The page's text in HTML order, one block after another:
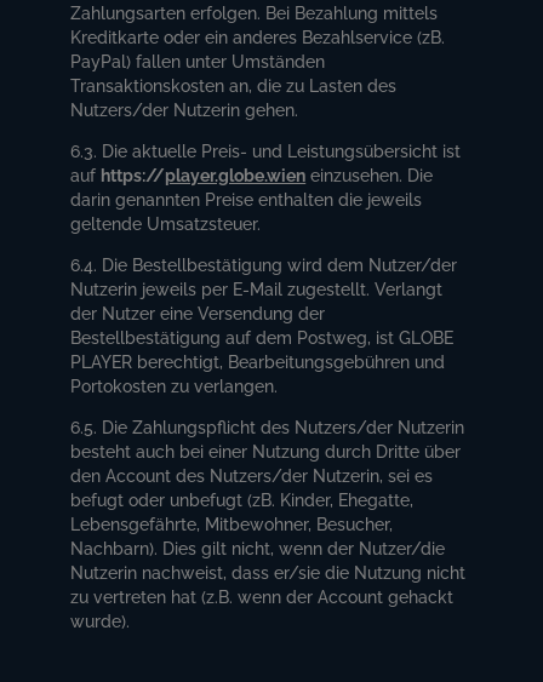
Zahlungsarten erfolgen. Bei Bezahlung mittels
Kreditkarte oder ein anderes Bezahlservice (zB.
PayPal) fallen unter Umständen
Transaktionskosten an, die zu Lasten des
Nutzers/der Nutzerin gehen.
6.3. Die aktuelle Preis- und Leistungsübersicht ist
auf https://player.globe.wien einzusehen. Die
darin genannten Preise enthalten die jeweils
geltende Umsatzsteuer.
6.4. Die Bestellbestätigung wird dem Nutzer/der
Nutzerin jeweils per E-Mail zugestellt. Verlangt
der Nutzer eine Versendung der
Bestellbestätigung auf dem Postweg, ist GLOBE
PLAYER berechtigt, Bearbeitungsgebühren und
Portokosten zu verlangen.
6.5. Die Zahlungspflicht des Nutzers/der Nutzerin
besteht auch bei einer Nutzung durch Dritte über
den Account des Nutzers/der Nutzerin, sei es
befugt oder unbefugt (zB. Kinder, Ehegatte,
Lebensgefährte, Mitbewohner, Besucher,
Nachbarn). Dies gilt nicht, wenn der Nutzer/die
Nutzerin nachweist, dass er/sie die Nutzung nicht
zu vertreten hat (z.B. wenn der Account gehackt
wurde).